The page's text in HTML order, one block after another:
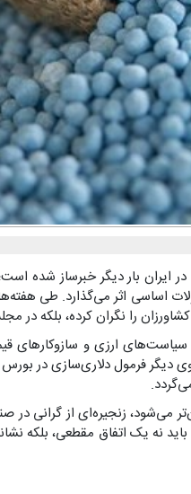
ایران بار دیگر خبرساز
ارزی و سازوکارهای
از سوی دیگر فرمول دلاری‌سازی
زنجیره‌ای از گرانی در
نه یک اتفاق مقطعی، بلکه